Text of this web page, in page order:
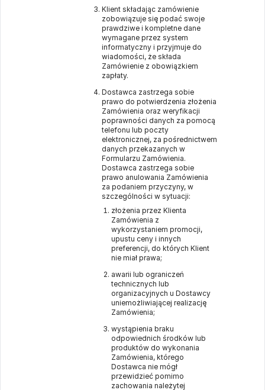
Klient składając zamówienie
zobowiązuje się podać swoje
prawdziwe i kompletne dane
wymagane przez system
informatyczny i przyjmuje do
wiadomości, że składa
Zamówienie z obowiązkiem
zapłaty.
Dostawca zastrzega sobie
prawo do potwierdzenia złożenia
Zamówienia oraz weryfikacji
poprawności danych za pomocą
telefonu lub poczty
elektronicznej, za pośrednictwem
danych przekazanych w
Formularzu Zamówienia.
Dostawca zastrzega sobie
prawo anulowania Zamówienia
za podaniem przyczyny, w
szczególności w sytuacji:
złożenia przez Klienta
Zamówienia z
wykorzystaniem promocji,
upustu ceny i innych
preferencji, do których Klient
nie miał prawa;
awarii lub ograniczeń
technicznych lub
organizacyjnych u Dostawcy
uniemożliwiającej realizację
Zamówienia;
wystąpienia braku
odpowiednich środków lub
produktów do wykonania
Zamówienia, którego
Dostawca nie mógł
przewidzieć pomimo
zachowania należytej